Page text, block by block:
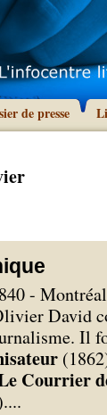
de presse
-
David
Il
Courrier
...